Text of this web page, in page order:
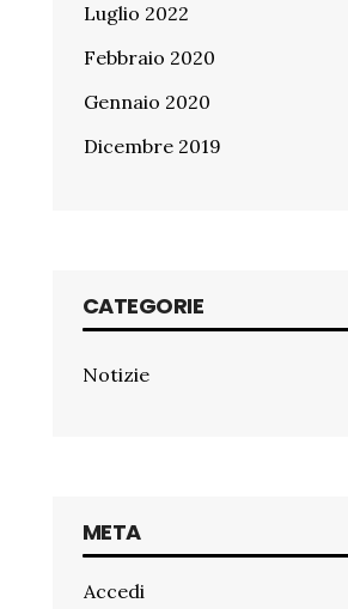
Luglio 2022
Febbraio 2020
Gennaio 2020
Dicembre 2019
CATEGORIE
Notizie
META
Accedi